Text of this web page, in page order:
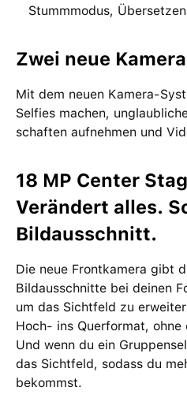
Stummmodus,
Zwei neue
Mit dem neuen Kamera-
Selfies machen,
schaften auf­nehmen und
18 MP Center
Verändert alles.
Bildausschnitt.
Die neue Frontkamera gibt
Bildausschnitte bei deinen
um das Sichtfeld zu
Hoch- ins Querformat, ohne
Und wenn du ein
das Sichtfeld, sodass du
bekommst.